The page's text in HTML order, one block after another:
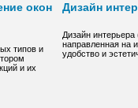
окон
типов и
и их
Дизайн
Дизайн
направленная на
удобство и